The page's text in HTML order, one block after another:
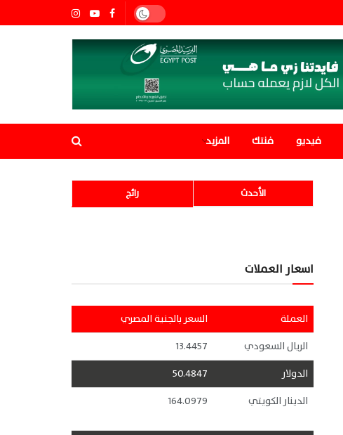
فيديو فنتك المزيد
رائج الأحدث
اسعار العملات
العملة
السعر بالجنية المصري
الريال السعودي
13.4457
الدولار
50.4847
الدينار الكويتي
164.0979